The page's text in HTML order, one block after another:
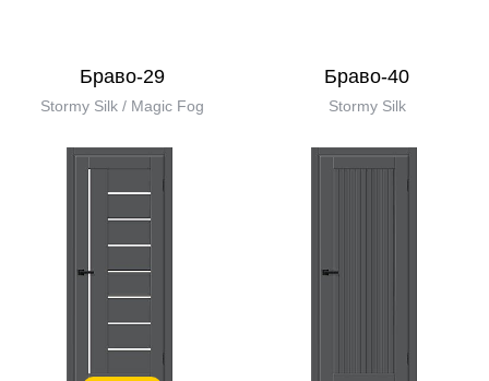
Браво-29
Stormy Silk / Magic Fog
Браво-40
Stormy Silk